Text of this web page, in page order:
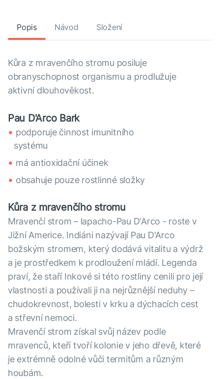
Popis Návod Složení
Kůra z mravenčího stromu posiluje
obranyschopnost organismu a prodlužuje
aktivní dlouhověkost.
Pau D'Arco Bark
podporuje činnost imunitního
systému
má antioxidační účinek
obsahuje pouze rostlinné složky
Kůra z mravenčího stromu
Mravenčí strom – lapacho-Pau D'Arco - roste v
Jižní Americe. Indiáni nazývají Pau D'Arco
božským stromem, který dodává vitalitu a výdrž
a je prostředkem k prodloužení mládí. Legenda
praví, že staří Inkové si této rostliny cenili pro její
vlastnosti a používali ji na nejrůznější neduhy –
chudokrevnost, bolesti v krku a dýchacích cest
a střevní nemoci.
Mravenčí strom získal svůj název podle
mravenců, kteří tvoří kolonie v jeho dřevě, které
je extrémně odolné vůči termitům a různým
houbám.